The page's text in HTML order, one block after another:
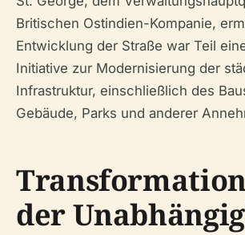
Britischen Ostindien-Kompanie,
Entwicklung der Straße war Teil
Initiative zur Modernisierung der
Infrastruktur, einschließlich des
Gebäude, Parks und anderer
der